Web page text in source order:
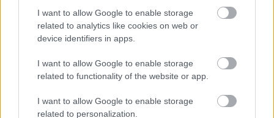
I want to allow Google to enable storage
related to analytics like cookies on web or
device identifiers in apps.
I want to allow Google to enable storage
related to functionality of the website or app.
I want to allow Google to enable storage
related to personalization.
Az ebbe a csoportba sorolt emberek sokszor nagyot
álmodnak, és keményen dolgoznak a céljaikért. Fontos nekik
a függetlenség, a kreativitás és az izgalom a munkában és a
kapcsolatokban is.
Csak játék, mégis sokan